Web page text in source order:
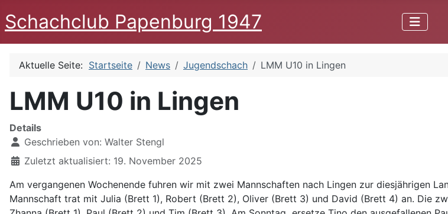
Schachclub Papenburg 1947
Aktuelle Seite: Startseite News Jugendschach LMM U10 in Lingen
LMM U10 in Lingen
Details
Geschrieben von: Walter Stengl
Zuletzt aktualisiert: 19. November 2025
Am vergangenen Wochenende fuhren wir mit zwei Mannschaften nach Lingen zur diesjährigen
Mannschaft trat mit Julia (Brett 1), Robert (Brett 2), Oliver (Brett 3) und David (Brett 4) an. Die